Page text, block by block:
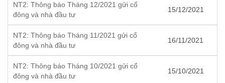
NT2: Thông báo Tháng 12/2021 gửi cổ
đông và nhà đầu tư
15/12/2021
NT2: Thông báo Tháng 11/2021 gửi cổ
đông và nhà đầu tư
16/11/2021
NT2: Thông báo Tháng 10/2021 gửi cổ
đông và nhà đầu tư
15/10/2021